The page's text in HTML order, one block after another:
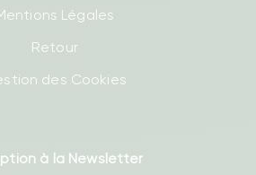
Légales
Retour
des Cookies
à la Newsletter